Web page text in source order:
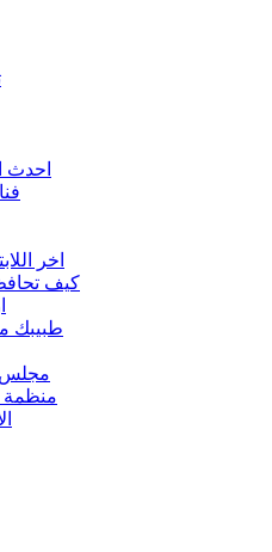
احدث
اخر
كيف
طبيبك
مجلس
منظمة